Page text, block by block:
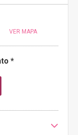
VER MAPA
*